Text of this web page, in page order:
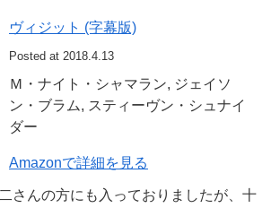
ヴィジット (字幕版)
Posted at 2018.4.13
Ｍ・ナイト・シャマラン, ジェイソ
ン・ブラム, スティーヴン・シュナイ
ダー
Amazonで詳細を見る
さんの方にも入っておりましたが、十